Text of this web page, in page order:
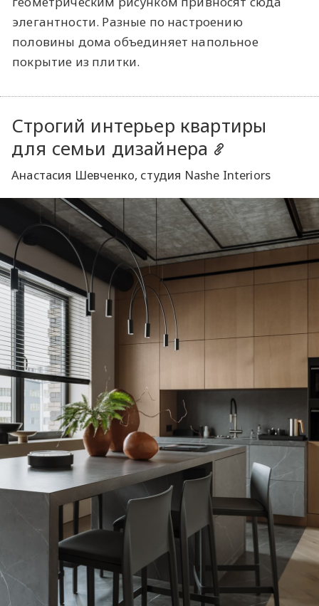
элегантности. Разные по настроению
половины дома объединяет напольное
покрытие из плитки.
Строгий интерьер квартиры
для семьи дизайнера
Анастасия Шевченко, студия Nashe Interiors